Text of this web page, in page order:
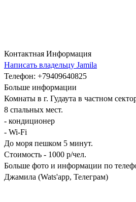
Контактная Информация
Написать владельцу Jamila
Телефон: +79409640825
Больше информации
Комнаты в г. Гудаута в частном
8 спальных мест.
- кондиционер
- Wi-Fi
До моря пешком 5 минут.
Стоимость - 1000 р/чел.
Больше фото и информации по
Джамила (Wats'app, Телеграм)